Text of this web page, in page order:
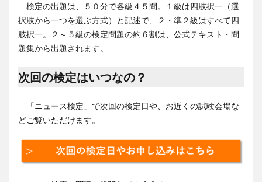
検定の出題は、５０分で各級４５問。１級は四肢択一（選
択肢から一つを選ぶ方式）と記述で、２・準２級はすべて四
肢択一。２～５級の検定問題の約６割は、公式テキスト・問
題集から出題されます。
次回の検定はいつなの？
「ニュース検定」で次回の検定日や、お近くの試験会場な
どご覧いただけます。